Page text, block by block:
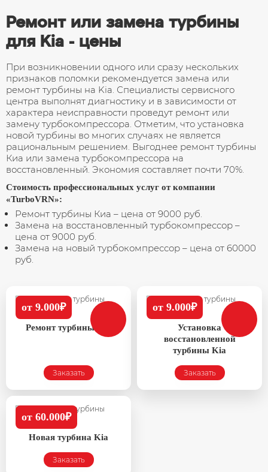
Ремонт или замена турбины
для Kia - цены
При возникновении одного или сразу нескольких
признаков поломки рекомендуется замена или
ремонт турбины на Kia. Специалисты сервисного
центра выполнят диагностику и в зависимости от
характера неисправности проведут ремонт или
замену турбокомпрессора. Отметим, что установка
новой турбины во многих случаях не является
рациональным решением. Выгоднее ремонт турбины
Киа или замена турбокомпрессора на
восстановленный. Экономия составляет почти 70%.
Стоимость профессиональных услуг от компании
«TurboVRN»:
Ремонт турбины Киа – цена от 9000 руб.
Замена на восстановленный турбокомпрессор –
цена от 9000 руб.
Замена на новый турбокомпрессор – цена от 60000
руб.
от 9.000₽
Ремонт турбины Kia
Заказать
от 9.000₽
Установка
восстановленной
турбины Kia
Заказать
от 60.000₽
Новая турбина Kia
Заказать